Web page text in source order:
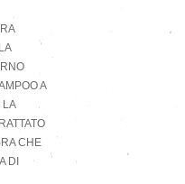
A
LA
CHE
DI